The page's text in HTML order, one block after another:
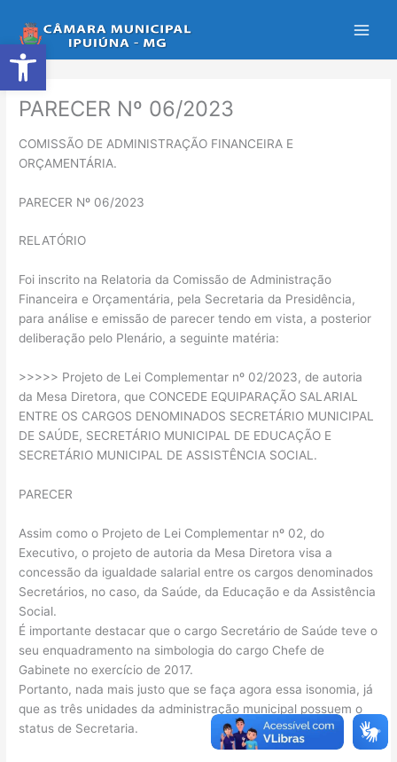
Abrir a barra de ferramentas
para
o
conteúdo
PARECER Nº 06/2023
COMISSÃO DE ADMINISTRAÇÃO FINANCEIRA E
ORÇAMENTÁRIA.
PARECER Nº 06/2023
RELATÓRIO
Foi inscrito na Relatoria da Comissão de Administração
Financeira e Orçamentária, pela Secretaria da Presidência,
para análise e emissão de parecer tendo em vista, a posterior
deliberação pelo Plenário, a seguinte matéria:
>>>>> Projeto de Lei Complementar nº 02/2023, de autoria
da Mesa Diretora, que CONCEDE EQUIPARAÇÃO SALARIAL
ENTRE OS CARGOS DENOMINADOS SECRETÁRIO MUNICIPAL
DE SAÚDE, SECRETÁRIO MUNICIPAL DE EDUCAÇÃO E
SECRETÁRIO MUNICIPAL DE ASSISTÊNCIA SOCIAL.
PARECER
Assim como o Projeto de Lei Complementar nº 02, do
Executivo, o projeto de autoria da Mesa Diretora visa a
concessão da igualdade salarial entre os cargos denominados
Secretários, no caso, da Saúde, da Educação e da Assistência
Social.
É importante destacar que o cargo Secretário de Saúde teve o
seu enquadramento na simbologia do cargo Chefe de
Gabinete no exercício de 2017.
Portanto, nada mais justo que se faça agora essa isonomia, já
que as três unidades da administração municipal possuem o
status de Secretaria.